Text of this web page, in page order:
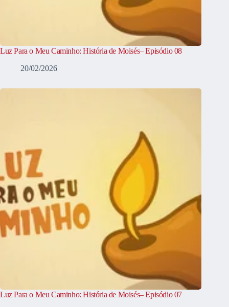
Luz Para o Meu Caminho: História de Moisés– Episódio 08
20/02/2026
Luz Para o Meu Caminho: História de Moisés– Episódio 07